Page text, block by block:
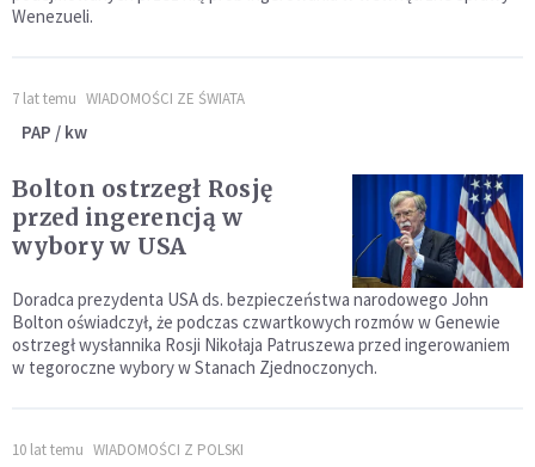
Wenezueli.
7 lat temu WIADOMOŚCI ZE ŚWIATA
PAP / kw
Bolton ostrzegł Rosję
przed ingerencją w
wybory w USA
Doradca prezydenta USA ds. bezpieczeństwa narodowego John
Bolton oświadczył, że podczas czwartkowych rozmów w Genewie
ostrzegł wysłannika Rosji Nikołaja Patruszewa przed ingerowaniem
w tegoroczne wybory w Stanach Zjednoczonych.
10 lat temu WIADOMOŚCI Z POLSKI